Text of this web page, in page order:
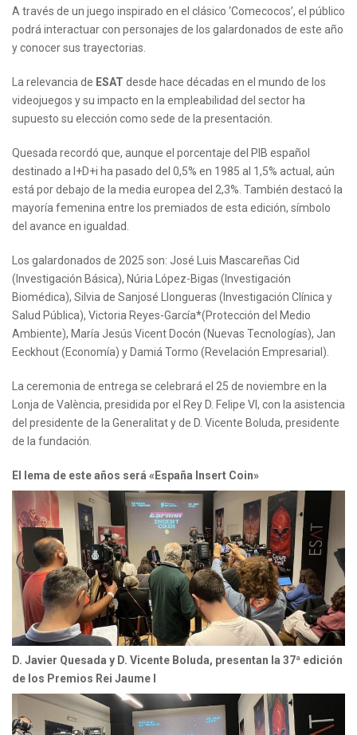
A través de un juego inspirado en el clásico ‘Comecocos’, el público
podrá interactuar con personajes de los galardonados de este año
y conocer sus trayectorias.
La relevancia de ESAT desde hace décadas en el mundo de los
videojuegos y su impacto en la empleabilidad del sector ha
supuesto su elección como sede de la presentación.
Quesada recordó que, aunque el porcentaje del PIB español
destinado a I+D+i ha pasado del 0,5% en 1985 al 1,5% actual, aún
está por debajo de la media europea del 2,3%. También destacó la
mayoría femenina entre los premiados de esta edición, símbolo
del avance en igualdad.
Los galardonados de 2025 son: José Luis Mascareñas Cid
(Investigación Básica), Núria López-Bigas (Investigación
Biomédica), Silvia de Sanjosé Llongueras (Investigación Clínica y
Salud Pública), Victoria Reyes-García*(Protección del Medio
Ambiente), María Jesús Vicent Docón (Nuevas Tecnologías), Jan
Eeckhout (Economía) y Damiá Tormo (Revelación Empresarial).
La ceremonia de entrega se celebrará el 25 de noviembre en la
Lonja de València, presidida por el Rey D. Felipe VI, con la asistencia
del presidente de la Generalitat y de D. Vicente Boluda, presidente
de la fundación.
El lema de este años será «España Insert Coin»
D. Javier Quesada y D. Vicente Boluda, presentan la 37ª edición
de los Premios Rei Jaume I